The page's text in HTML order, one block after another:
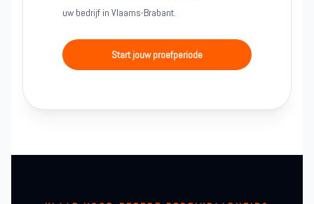
uw bedrijf in Vlaams-Brabant.
Start jouw proefperiode